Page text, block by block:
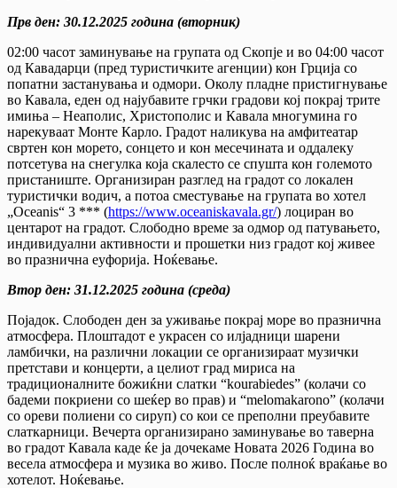
Прв ден: 30.12.2025 година (вторник)
02:00 часот заминување на групата од Скопје и во 04:00 часот
од Кавадарци (пред туристичките агенции) кон Грција со
попатни застанувања и одмори. Околу пладне пристигнување
во Кавала, еден од најубавите грчки градови кој покрај трите
имиња – Неаполис, Христополис и Кавала многумина го
нарекуваат Монте Карло. Градот наликува на амфитеатар
свртен кон морето, сонцето и кон месечината и оддалеку
потсетува на снегулка која скалесто се спушта кон големото
пристаниште. Организиран разглед на градот со локален
туристички водич, а потоа сместување на групата во хотел
„Oceanis“ 3 *** (https://www.oceaniskavala.gr/) лоциран во
центарот на градот. Слободно време за одмор од патувањето,
индивидуални активности и прошетки низ градот кој живее
во празнична еуфорија. Ноќевање.
Втор ден: 31.12.2025 година (среда)
Појадок. Слободен ден за уживање покрај море во празнична
атмосфера. Плоштадот е украсен со илјадници шарени
ламбички, на различни локации се организираат музички
претстави и концерти, а целиот град мириса на
традиционалните божиќни слатки “kourabiedes” (колачи со
бадеми покриени со шеќер во прав) и “melomakarono” (колачи
со ореви полиени со сируп) со кои се преполни преубавите
слаткарници. Вечерта организирано заминување во таверна
во градот Кавала каде ќе ја дочекаме Новата 2026 Година во
весела атмосфера и музика во живо. После полноќ враќање во
хотелот. Ноќевање.